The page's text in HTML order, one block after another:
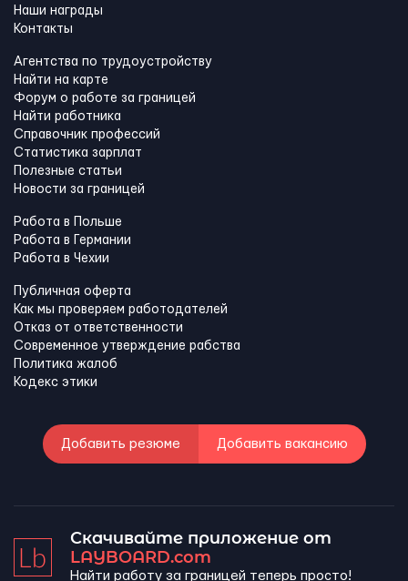
Наши награды
Контакты
Агентства по трудоустройству
Найти на карте
Форум о работе за границей
Найти работника
Справочник профессий
Статистика зарплат
Полезные статьи
Новости за границей
Работа в Польше
Работа в Германии
Работа в Чехии
Публичная оферта
Как мы проверяем работодателей
Отказ от ответственности
Современное утверждение рабства
Политика жалоб
Кодекс этики
Добавить резюме Добавить вакансию
Скачивайте приложение от
LAYBOARD.com
Найти работу за границей теперь просто!